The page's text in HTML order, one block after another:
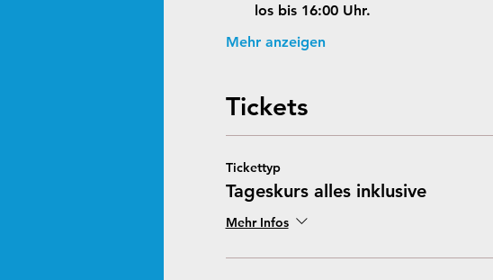
los bis 16:00 Uhr.
Mehr anzeigen
Tickets
Tickettyp
Tageskurs alles inklusive
Mehr Infos